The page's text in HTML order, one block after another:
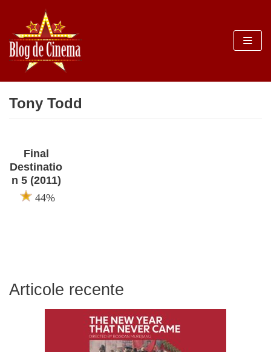
Sari
la
conținut
Tony Todd
Final
Destinatio
n 5 (2011)
44%
Articole recente